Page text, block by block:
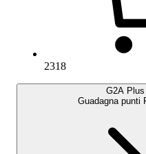
2318
G2A Plus
Guadagna punti